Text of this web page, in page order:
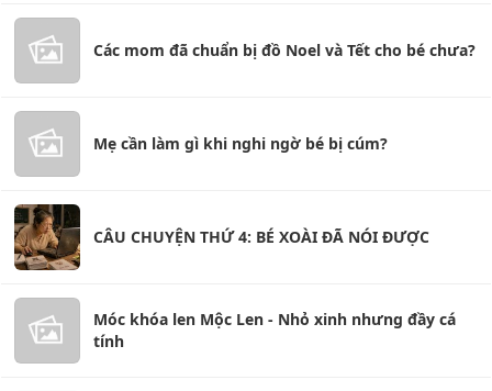
Các mom đã chuẩn bị đồ Noel và Tết cho bé chưa?
Mẹ cần làm gì khi nghi ngờ bé bị cúm?
CÂU CHUYỆN THỨ 4: BÉ XOÀI ĐÃ NÓI ĐƯỢC
Móc khóa len Mộc Len - Nhỏ xinh nhưng đầy cá
tính